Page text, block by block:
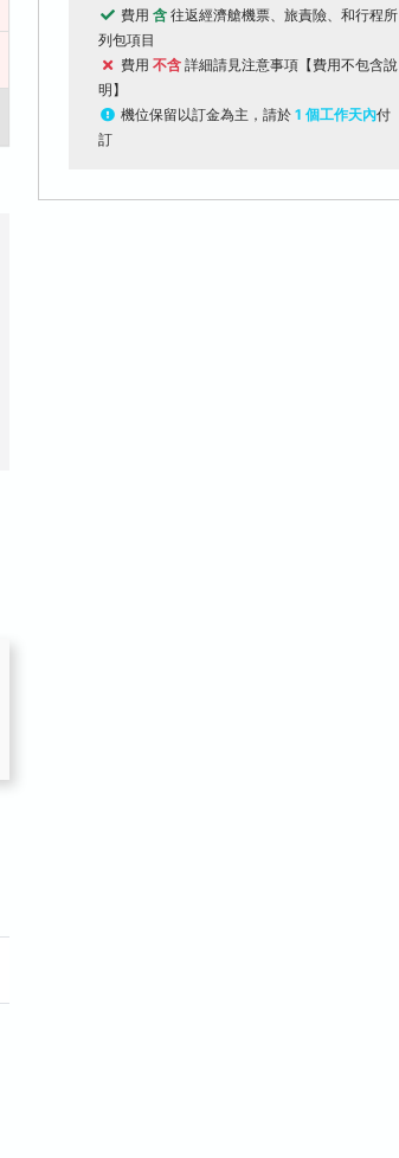
費用 含 往返經濟艙機票、旅責險、和行程所
列包項目
費用 不含 詳細請見注意事項【費用不包含說
明】
機位保留以訂金為主，請於 1 個工作天內付
訂